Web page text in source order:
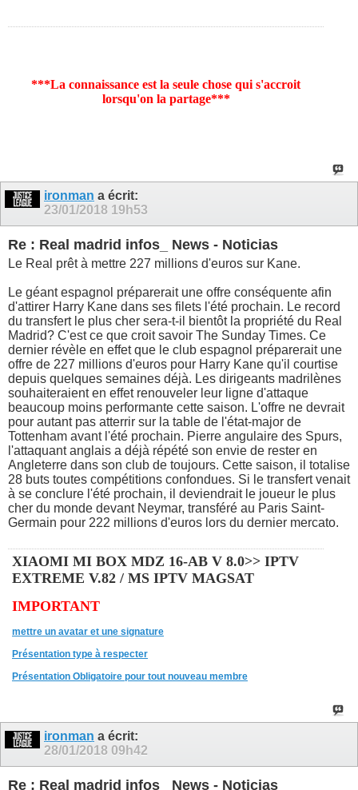
***La connaissance est la seule chose qui s'accroit
lorsqu'on la partage***
ironman a écrit:
23/01/2018 19h53
Re : Real madrid infos_ News - Noticias
Le Real prêt à mettre 227 millions d'euros sur Kane.
Le géant espagnol préparerait une offre conséquente afin
d'attirer Harry Kane dans ses filets l'été prochain. Le record
du transfert le plus cher sera-t-il bientôt la propriété du Real
Madrid? C'est ce que croit savoir The Sunday Times. Ce
dernier révèle en effet que le club espagnol préparerait une
offre de 227 millions d'euros pour Harry Kane qu'il courtise
depuis quelques semaines déjà. Les dirigeants madrilènes
souhaiteraient en effet renouveler leur ligne d'attaque
beaucoup moins performante cette saison. L'offre ne devrait
pour autant pas atterrir sur la table de l'état-major de
Tottenham avant l'été prochain. Pierre angulaire des Spurs,
l'attaquant anglais a déjà répété son envie de rester en
Angleterre dans son club de toujours. Cette saison, il totalise
28 buts toutes compétitions confondues. Si le transfert venait
à se conclure l'été prochain, il deviendrait le joueur le plus
cher du monde devant Neymar, transféré au Paris Saint-
Germain pour 222 millions d'euros lors du dernier mercato.
XIAOMI MI BOX MDZ 16-AB V 8.0>> IPTV
EXTREME V.82 / MS IPTV MAGSAT
IMPORTANT
mettre un avatar et une signature
Présentation type à respecter
Présentation Obligatoire pour tout nouveau membre
ironman a écrit:
28/01/2018 09h42
Re : Real madrid infos_ News - Noticias